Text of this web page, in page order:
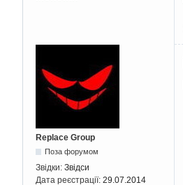
Replace Group
Поза форумом
Звідки: Звідси
Дата реєстрації: 29.07.2014